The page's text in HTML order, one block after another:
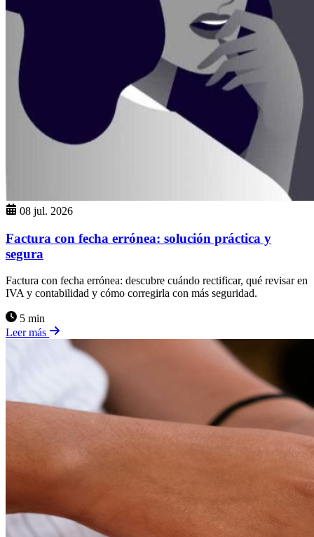
08 jul. 2026
Factura con fecha errónea: solución práctica y
segura
Factura con fecha errónea: descubre cuándo rectificar, qué revisar en
IVA y contabilidad y cómo corregirla con más seguridad.
5 min
Leer más